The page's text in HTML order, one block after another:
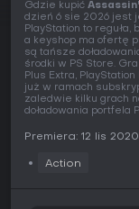
Gdzie kupić
dzień 6 sie 2026 jest
PlayStation to reguła,
a keyshop ma ofertę
są tańsze
środki w PS Store.
Plus Extra,
już w ramach
zaledwie kilku grach
doładowania portfela
Premiera: 12 lis 2020
Action